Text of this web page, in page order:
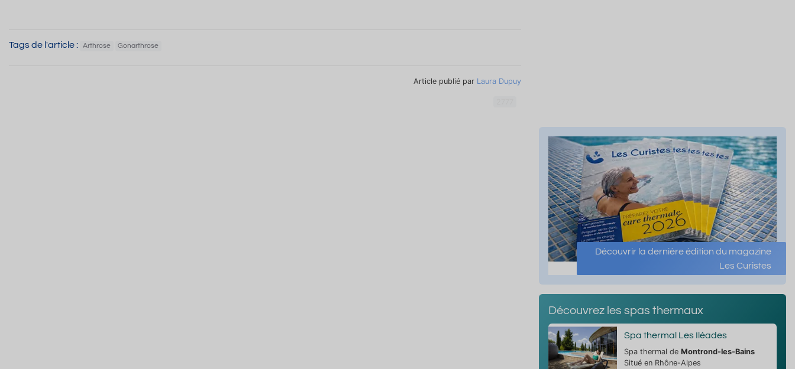
Tags de l'article : Arthrose Gonarthrose
Article publié par Laura Dupuy
Découvrir la dernière édition du magazine
Les Curistes
Découvrez les spas thermaux
Spa thermal Les Iléades
Spa thermal de Montrond-les-Bains
Situé en Rhône-Alpes